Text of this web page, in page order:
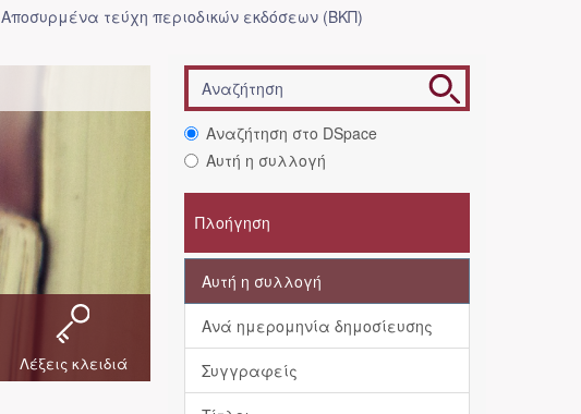
Αποσυρμένα τεύχη περιοδικών εκδόσεων (ΒΚΠ)
Λέξεις κλειδιά
Αναζήτηση στο DSpace
Αυτή η συλλογή
Πλοήγηση
Αυτή η συλλογή
Ανά ημερομηνία δημοσίευσης
Συγγραφείς